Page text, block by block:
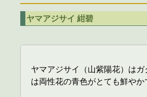
ヤマアジサイ 紺碧
ヤマアジサイ（山紫陽花）は
は両性花の青色がとても鮮やか